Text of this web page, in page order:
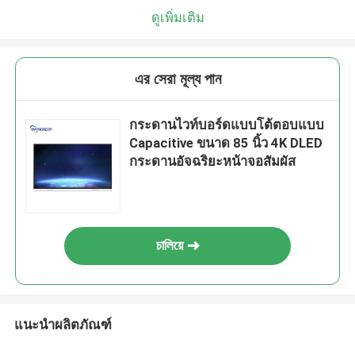
ดูเพิ่มเติม
এর সেরা মূল্য পান
กระดานไวท์บอร์ดแบบโต้ตอบแบบ
Capacitive ขนาด 85 นิ้ว 4K DLED
กระดานอัจฉริยะหน้าจอสัมผัส
চালিয়ে
แนะนำผลิตภัณฑ์